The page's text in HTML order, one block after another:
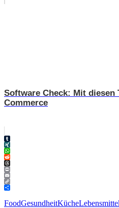
Software Check: Mit diesen
Commerce
Tumblr
XING
WhatsApp
Reddit
Threads
Print
Email
Copy
Link
Teilen
FoodGesundheitKücheLebensmittel